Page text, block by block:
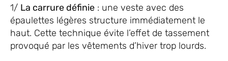
1/ La carrure définie : une veste avec des
épaulettes légères structure immédiatement le
haut. Cette technique évite l’effet de tassement
provoqué par les vêtements d’hiver trop lourds.